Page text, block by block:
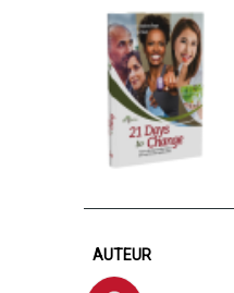
AUTEUR